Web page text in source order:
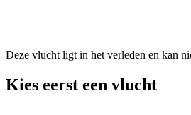
Deze vlucht ligt in het verleden en kan
Kies eerst een vlucht